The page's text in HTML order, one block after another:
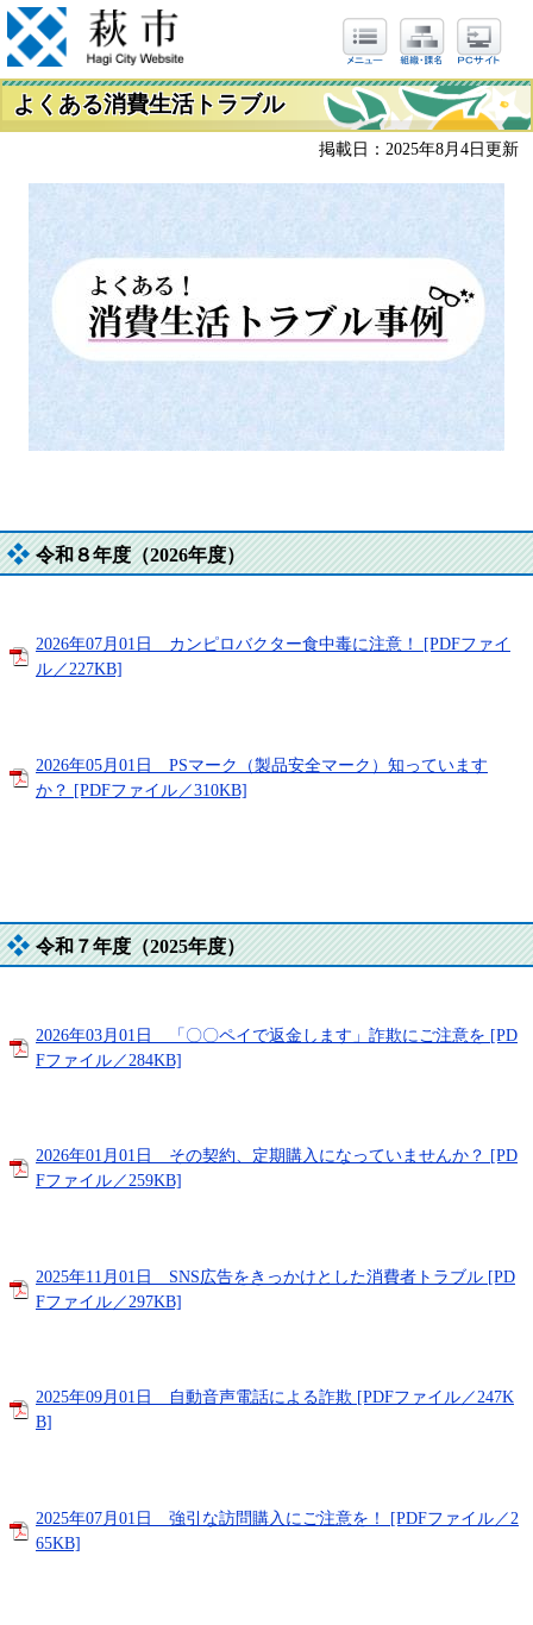
よくある消費生活トラブル
掲載日：2025年8月4日更新
令和８年度（2026年度）
2026年07月01日 カンピロバクター食中毒に注意！ [PDFファイ
ル／227KB]
2026年05月01日 PSマーク（製品安全マーク）知っています
か？ [PDFファイル／310KB]
令和７年度（2025年度）
2026年03月01日 「〇〇ペイで返金します」詐欺にご注意を [PD
Fファイル／284KB]
2026年01月01日 その契約、定期購入になっていませんか？ [PD
Fファイル／259KB]
2025年11月01日 SNS広告をきっかけとした消費者トラブル [PD
Fファイル／297KB]
2025年09月01日 自動音声電話による詐欺 [PDFファイル／247K
B]
2025年07月01日 強引な訪問購入にご注意を！ [PDFファイル／2
65KB]